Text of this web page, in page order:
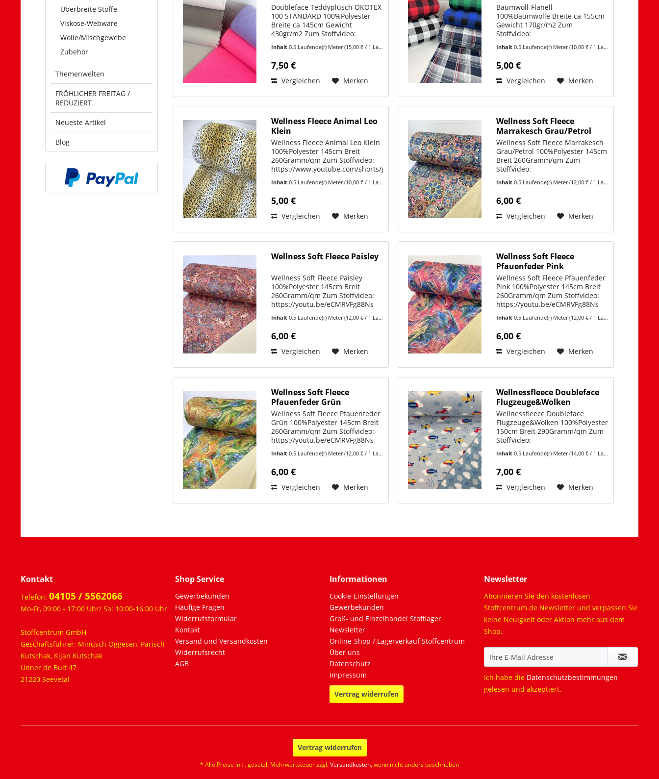
Überbreite Stoffe
Viskose-Webware
Wolle/Mischgewebe
Zubehör
Themenwelten
FRÖHLICHER FREITAG /
REDUZIERT
Neueste Artikel
Blog
Doubleface Teddyplüsch ÖKOTEX
100 STANDARD 100%Polyester
Breite ca 145cm Gewicht
430gr/m2 Zum Stoffvideo:
https://www.youtube.com/shorts/agiOxXUjGRY
https://www.youtube.com/shorts/3bsFyyDyl0Y
jede kühle...
Inhalt0.5 Laufende(r) Meter(15,00 € / 1 Laufende(r) Meter)
7,50 €
Vergleichen Merken
Baumwoll-Flanell
100%Baumwolle Breite ca 155cm
Gewicht 170gr/m2 Zum
Stoffvideo:
Gerade in der kühleren Jahreszeit
Unsere Flanellstoffe sind echte
Klassiker in...
Inhalt0.5 Laufende(r) Meter(10,00 € / 1 Laufende(r) Meter)
5,00 €
Vergleichen Merken
Wellness Fleece Animal Leo
Klein
Wellness Fleece Animal Leo Klein
100%Polyester 145cm Breit
260Gramm/qm Zum Stoffvideo:
https://www.youtube.com/shorts/jvi15OVJQQQ
originalen Leo-Design holst Du
Dir das ultimative
Kuschelerlebnis nach Hause...
Inhalt0.5 Laufende(r) Meter(10,00 € / 1 Laufende(r) Meter)
5,00 €
Vergleichen Merken
Wellness Soft Fleece
Marrakesch Grau/Petrol
Wellness Soft Fleece Marrakesch
Grau/Petrol 100%Polyester 145cm
Breit 260Gramm/qm Zum
Stoffvideo:
Aus Wellness Soft Fleece können
Sie eine Vielzahl von kreativen
Projekten nähen. Hier sind einige
Ideen:...
Inhalt0.5 Laufende(r) Meter(12,00 € / 1 Laufende(r) Meter)
6,00 €
Vergleichen Merken
Wellness Soft Fleece Paisley
Wellness Soft Fleece Paisley
100%Polyester 145cm Breit
260Gramm/qm Zum Stoffvideo:
https://youtu.be/eCMRVFg88Ns
Sie eine Vielzahl von kreativen
Projekten nähen. Hier sind einige
Ideen: Decken und...
Inhalt0.5 Laufende(r) Meter(12,00 € / 1 Laufende(r) Meter)
6,00 €
Vergleichen Merken
Wellness Soft Fleece
Pfauenfeder Pink
Wellness Soft Fleece Pfauenfeder
Pink 100%Polyester 145cm Breit
260Gramm/qm Zum Stoffvideo:
https://youtu.be/eCMRVFg88Ns
Sie eine Vielzahl von kreativen
Projekten nähen. Hier sind einige
Ideen: Decken und...
Inhalt0.5 Laufende(r) Meter(12,00 € / 1 Laufende(r) Meter)
6,00 €
Vergleichen Merken
Wellness Soft Fleece
Pfauenfeder Grün
Wellness Soft Fleece Pfauenfeder
Grün 100%Polyester 145cm Breit
260Gramm/qm Zum Stoffvideo:
https://youtu.be/eCMRVFg88Ns
Sie eine Vielzahl von kreativen
Ideen: Decken und...
Inhalt0.5 Laufende(r) Meter(12,00 € / 1 Laufende(r) Meter)
6,00 €
Vergleichen Merken
Wellnessfleece Doubleface
Flugzeuge&Wolken
Wellnessfleece Doubleface
Flugzeuge&Wolken 100%Polyester
150cm Breit 290Gramm/qm Zum
Stoffvideo:
feature=share Der Stoff kann in
werden bei einer Mindestlänge
von 0,50m und...
Inhalt0.5 Laufende(r) Meter(14,00 € / 1 Laufende(r) Meter)
7,00 €
Vergleichen Merken
Kontakt
Telefon: 04105 / 5562066
Mo-Fr, 09:00 - 17:00 Uhr/ Sa: 10:00-16:00 Uhr
Stoffcentrum GmbH
Geschäftsführer: Minusch Oggesen, Parisch
Kutschak, Kijan Kutschak
Unner de Bult 47
21220 Seevetal
Shop Service
Gewerbekunden
Häufige Fragen
Widerrufsformular
Kontakt
Versand und Versandkosten
Widerrufsrecht
AGB
Informationen
Cookie-Einstellungen
Gewerbekunden
Groß- und Einzelhandel Stofflager
Newsletter
Online-Shop / Lagerverkauf Stoffcentrum
Über uns
Datenschutz
Impressum
Vertrag widerrufen
Newsletter
Abonnieren Sie den kostenlosen
Stoffcentrum.de Newsletter und verpassen Sie
keine Neuigkeit oder Aktion mehr aus dem
Shop.
Ich habe die Datenschutzbestimmungen
gelesen und akzeptiert.
Vertrag widerrufen
* Alle Preise inkl. gesetzl. Mehrwertsteuer zzgl.Versandkosten, wenn nicht anders beschrieben